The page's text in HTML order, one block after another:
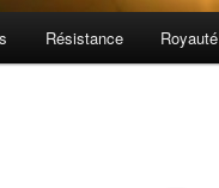
Résistance Royauté